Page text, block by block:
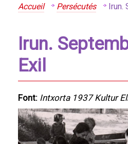
Accueil Persécutés Irun.
Irun.
Exil
Font: Intxorta 1937 Kultur